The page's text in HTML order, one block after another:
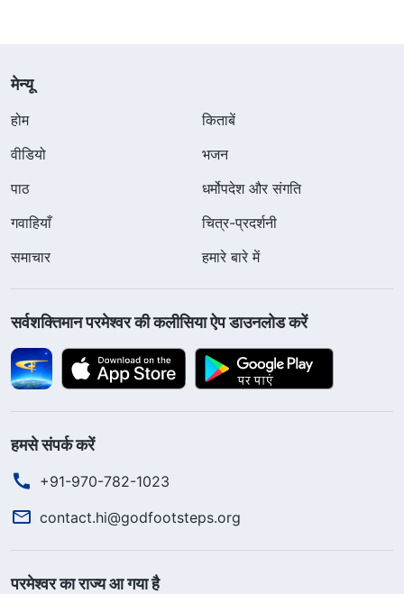
मेन्यू
होम
किताबें
वीडियो
भजन
पाठ
धर्मोपदेश और संगति
गवाहियाँ
चित्र-प्रदर्शनी
समाचार
हमारे बारे में
सर्वशक्तिमान परमेश्वर की कलीसिया ऐप डाउनलोड करें
हमसे संपर्क करें
+91-970-782-1023
contact.hi@godfootsteps.org
परमेश्वर का राज्य आ गया है